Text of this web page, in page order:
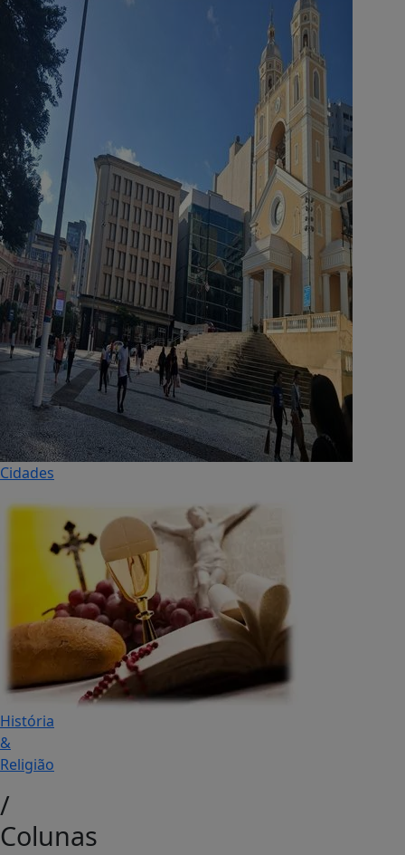
Cidades
História
&
Religião
/
Colunas